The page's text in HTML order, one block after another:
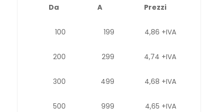
Da A Prezzi
100 199 4,86 +IVA
200 299 4,74 +IVA
300 499 4,68 +IVA
500 999 4,65 +IVA